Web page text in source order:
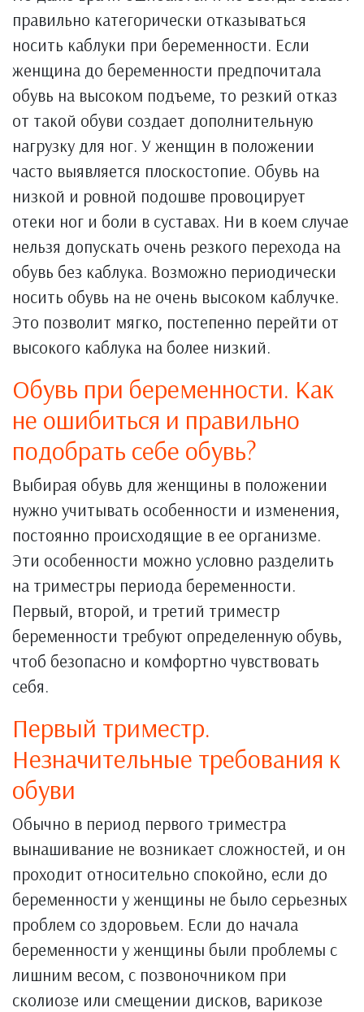
правильно категорически отказываться
носить каблуки при беременности. Если
женщина до беременности предпочитала
обувь на высоком подъеме, то резкий отказ
от такой обуви создает дополнительную
нагрузку для ног. У женщин в положении
часто выявляется плоскостопие. Обувь на
низкой и ровной подошве провоцирует
отеки ног и боли в суставах. Ни в коем случае
нельзя допускать очень резкого перехода на
обувь без каблука. Возможно периодически
носить обувь на не очень высоком каблучке.
Это позволит мягко, постепенно перейти от
высокого каблука на более низкий.
Обувь при беременности. Как
не ошибиться и правильно
подобрать себе обувь?
Выбирая обувь для женщины в положении
нужно учитывать особенности и изменения,
постоянно происходящие в ее организме.
Эти особенности можно условно разделить
на триместры периода беременности.
Первый, второй, и третий триместр
беременности требуют определенную обувь,
чтоб безопасно и комфортно чувствовать
себя.
Первый триместр.
Незначительные требования к
обуви
Обычно в период первого триместра
вынашивание не возникает сложностей, и он
проходит относительно спокойно, если до
беременности у женщины не было серьезных
проблем со здоровьем. Если до начала
беременности у женщины были проблемы с
лишним весом, с позвоночником при
сколиозе или смещении дисков, варикозе